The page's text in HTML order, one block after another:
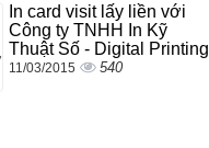
In card visit lấy liền với
Công ty TNHH In Kỹ
Thuật Số - Digital Printing
11/03/2015 540